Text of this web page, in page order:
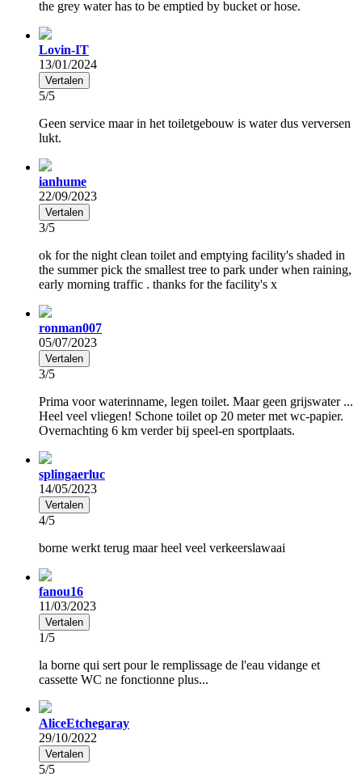
the grey water has to be emptied by bucket or hose.
Lovin-IT
13/01/2024
Vertalen
5/5
Geen service maar in het toiletgebouw is water dus verversen
lukt.
ianhume
22/09/2023
Vertalen
3/5
ok for the night clean toilet and emptying facility's shaded in
the summer pick the smallest tree to park under when raining,
early morning traffic . thanks for the facility's x
ronman007
05/07/2023
Vertalen
3/5
Prima voor waterinname, legen toilet. Maar geen grijswater ...
Heel veel vliegen! Schone toilet op 20 meter met wc-papier.
Overnachting 6 km verder bij speel-en sportplaats.
splingaerluc
14/05/2023
Vertalen
4/5
borne werkt terug maar heel veel verkeerslawaai
fanou16
11/03/2023
Vertalen
1/5
la borne qui sert pour le remplissage de l'eau vidange et
cassette WC ne fonctionne plus...
AliceEtchegaray
29/10/2022
Vertalen
5/5